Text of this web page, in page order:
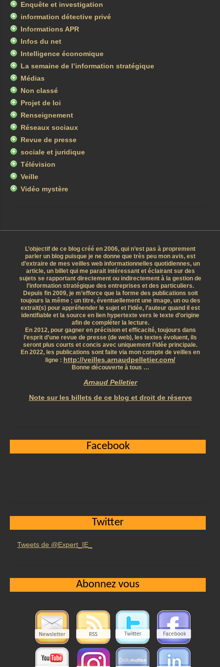
Enquête et investigation
information détective privé
Informations APR
Infos du net
Intelligence économique
La semaine de l’information stratégique
Médias
Non classé
Projet de loi
Renseignement
Réseaux sociaux
Revue de presse
sociale et juridique
Télévision
Veille
Vidéo mystère
L’objectif de ce blog créé en 2006, qui n’est pas à proprement
parler un blog puisque je ne donne que très peu mon avis, est
d’extraire de mes veilles web informationnelles quotidiennes, un
article, un billet qui me parait intéressant et éclairant sur des
sujets se rapportant directement ou indirectement à la gestion de
l’information stratégique des entreprises et des particuliers.
Depuis fin 2009, je m’efforce que la forme des publications soit
toujours la même ; un titre, éventuellement une image, un ou des
extrait(s) pour appréhender le sujet et l’idée, l’auteur quand il est
identifiable et la source en lien hypertexte vers le texte d’origine
afin de compléter la lecture.
En 2012, pour gagner en précision et efficacité, toujours dans
l’esprit d’une revue de presse (de web), les textes évoluent, ils
seront plus courts et concis avec uniquement l’idée principale.
En 2022, les publications sont faite via mon compte de veilles en
ligne : http://veilles.arnaudpelletier.com/
Bonne découverte à tous …
Arnaud Pelletier
Note sur les billets de ce blog et droit de réserve
Facebook
Twitter
Tweets de @Expert_IE_
Abonnez vous